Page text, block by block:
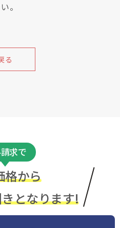
。
る
求で
格から
となります!